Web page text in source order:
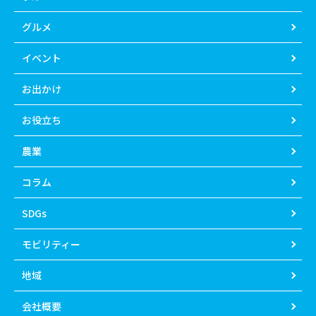
グルメ
イベント
お出かけ
お役立ち
農業
コラム
SDGs
モビリティー
地域
会社概要